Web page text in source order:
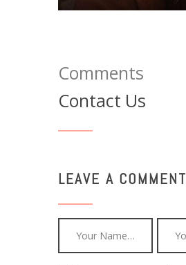
Comments
Contact Us
LEAVE A COMMENT